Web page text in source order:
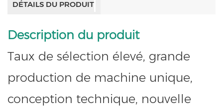
DÉTAILS DU PRODUIT
Description du produit
Taux de sélection élevé, grande
production de machine unique,
conception technique, nouvelle